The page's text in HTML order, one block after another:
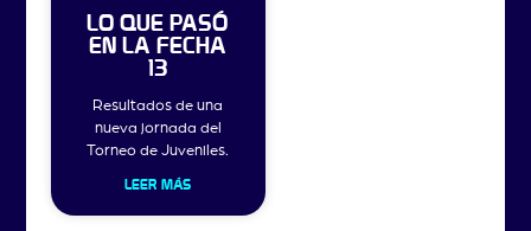
LO QUE PASÓ
EN LA FECHA
13
Resultados de una
nueva jornada del
Torneo de Juveniles.
LEER MÁS